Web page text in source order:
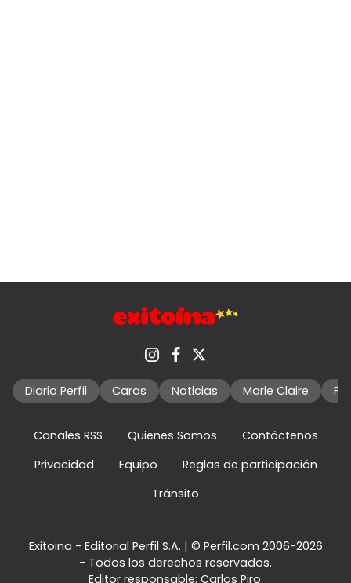
Diario Perfil Caras Noticias Marie Claire
Canales RSS Quienes Somos
Contáctenos
Privacidad
Equipo
Reglas de participación
Tránsito
Exitoina - Editorial Perfil S.A. | © Perfil.com 2006-2026
- Todos los derechos reservados.
Editor responsable: Carlos Piro.